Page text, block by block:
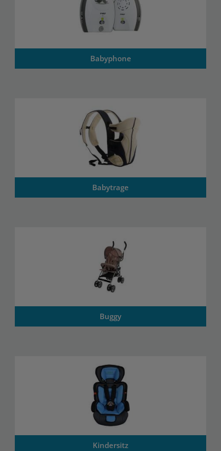
Babyphone
Babytrage
Buggy
Kindersitz